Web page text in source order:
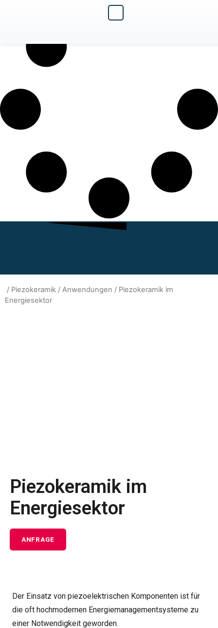
/ Piezokeramik / Anwendungen / Piezokeramik im
Energiesektor
Piezokeramik im
Energiesektor
ANFRAGE
Der Einsatz von piezoelektrischen Komponenten ist für
die oft hochmodernen Energiemanagementsysteme zu
einer Notwendigkeit geworden.